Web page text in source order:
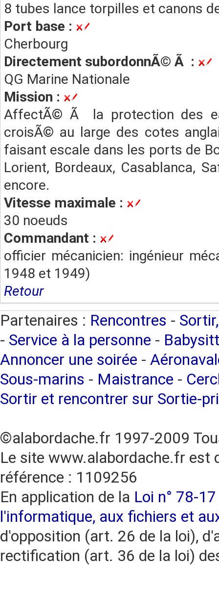
8 tubes lance torpilles et canons
Port base :
Cherbourg
Directement subordonnÃ© Ã :
QG Marine Nationale
Mission :
AffectÃ© Ã la protection des
croisÃ© au large des cotes
faisant escale dans les ports de
Lorient, Bordeaux, Casablanca,
encore.
Vitesse maximale :
30 noeuds
Commandant :
officier mécanicien: ingénieur
1948 et 1949)
Retour
Partenaires : Rencontres -
- Service à la personne -
Annoncer une soirée -
Sous-marins - Maistrance -
Sortir et rencontrer sur Sortie-
©alabordache.fr 1997-2009
Le site www.alabordache.fr est
référence : 1109256
En application de la Loi n° 78-
l'informatique, aux fichiers et
d'opposition (art. 26 de la loi),
rectification (art. 36 de la loi)